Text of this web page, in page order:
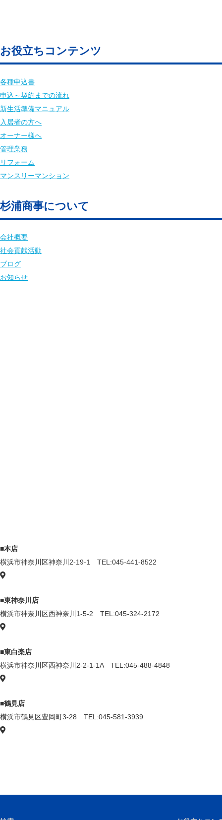
お役立ちコンテンツ
各種申込書
申込～契約までの流れ
新生活準備マニュアル
入居者の方へ
オーナー様へ
管理業務
リフォーム
マンスリーマンション
杉浦商事について
会社概要
社会貢献活動
ブログ
お知らせ
■本店
横浜市神奈川区神奈川2-19-1 TEL:045-441-8522
■東神奈川店
横浜市神奈川区西神奈川1-5-2 TEL:045-324-2172
■東白楽店
横浜市神奈川区西神奈川2-2-1-1A TEL:045-488-4848
■鶴見店
横浜市鶴見区豊岡町3-28 TEL:045-581-3939